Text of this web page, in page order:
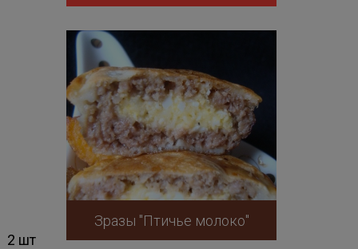
2 шт
Зразы "Птичье молоко"